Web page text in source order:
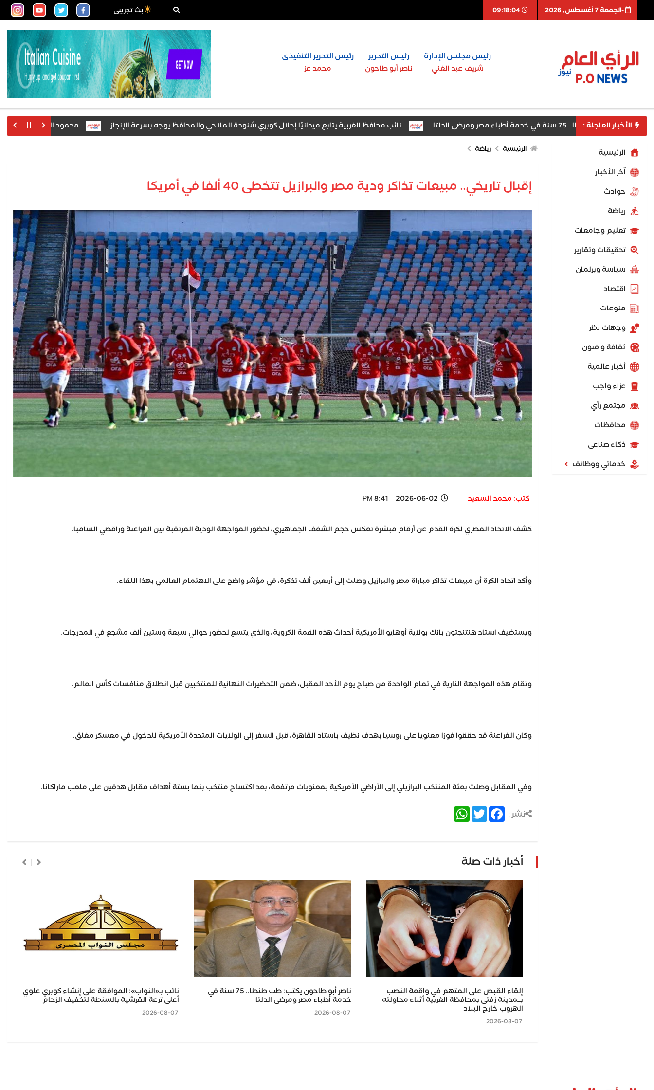
-الجمعة 7 أغسطس, 2026 09:18:05 بث تجريبى
رئيس مجلس الإدارة
شريف عبد الغني
رئيس التحرير
ناصر أبو طاحون
رئيس التحرير التنفيذى
محمد عز
الأخبار العاجلة :
75 سنة في خدمة أطباء مصر ومرضى الدلتا نائب محافظ الغربية يتابع ميدانيًا إحلال كوبري شنودة الملاحي والمحافظ يوجه بسرعة الإنجاز محمود الشاذلي يكتب: بسيون
الرئيسية
اّخر الأخبار
حوادث
رياضة
تعليم وجامعات
تحقيقات وتقارير
سياسة وبرلمان
اقتصاد
منوعات
وجهات نظر
ثقافة و فنون
أخبار عالمية
عزاء واجب
مجتمع رأي
محافظات
ذكاء صناعى
خدماتي ووظائف
الرئيسية رياضة
إقبال تاريخي.. مبيعات تذاكر ودية مصر والبرازيل تتخطى 40 ألفا في أمريكا
كتب: محمد السعيد 2026-06-02 8:41 PM
كشف الاتحاد المصري لكرة القدم عن أرقام مبشرة تعكس حجم الشغف الجماهيري، لحضور المواجهة الودية المرتقبة بين الفراعنة وراقصي السامبا.
وأكد اتحاد الكرة أن مبيعات تذاكر مباراة مصر والبرازيل وصلت إلى أربعين ألف تذكرة، في مؤشر واضح على الاهتمام العالمي بهذا اللقاء.
ويستضيف استاد هنتنجتون بانك بولاية أوهايو الأمريكية أحداث هذه القمة الكروية، والذي يتسع لحضور حوالي سبعة وستين ألف مشجع في المدرجات.
وتقام هذه المواجهة النارية في تمام الواحدة من صباح يوم الأحد المقبل، ضمن التحضيرات النهائية للمنتخبين قبل انطلاق منافسات كأس العالم.
وكان الفراعنة قد حققوا فوزا معنويا على روسيا بهدف نظيف باستاد القاهرة، قبل السفر إلى الولايات المتحدة الأمريكية للدخول في معسكر مغلق.
وفي المقابل وصلت بعثة المنتخب البرازيلي إلى الأراضي الأمريكية بمعنويات مرتفعة، بعد اكتساح منتخب بنما بستة أهداف مقابل هدفين على ملعب ماراكانا.
نشر : Facebook
Twitter
WhatsApp
أخبار ذات صلة
إلقاء القبض على المتهم في واقعة النصب
بــمدينة زفتى بمحافظة الغربية أثناء محاولته
الهروب خارج البلاد
ناصر أبو طاحون يكتب: طب طنطا.. 75 سنة في
خدمة أطباء مصر ومرضى الدلتا
2026-08-07
نائب بـ«النواب»: الموافقة على إنشاء كوبري علوي
أعلى ترعة القرشية بالسنطة لتخفيف الزحام